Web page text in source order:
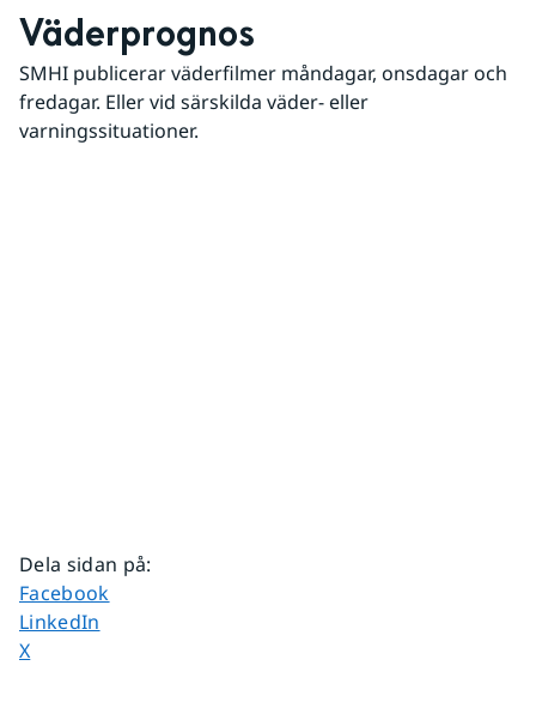
Väderprognos
SMHI publicerar väderfilmer måndagar, onsdagar och
fredagar. Eller vid särskilda väder- eller
varningssituationer.
Dela sidan på:
Dela sidan på
Facebook
Dela sidan på
LinkedIn
Dela sidan på
X